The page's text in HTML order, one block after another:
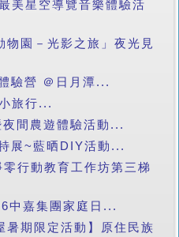
美星空導覽音樂體驗活
物園－光影之旅」夜光見
驗營 ＠日月潭...
旅行...
間農遊體驗活動...
展~藍晒DIY活動...
行動教育工作坊第三梯
中嘉集團家庭日...
暑期限定活動】原住民族